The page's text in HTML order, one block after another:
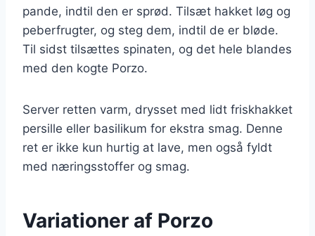
pande, indtil den er sprød. Tilsæt hakket løg og
peberfrugter, og steg dem, indtil de er bløde.
Til sidst tilsættes spinaten, og det hele blandes
med den kogte Porzo.
Server retten varm, drysset med lidt friskhakket
persille eller basilikum for ekstra smag. Denne
ret er ikke kun hurtig at lave, men også fyldt
med næringsstoffer og smag.
Variationer af Porzo